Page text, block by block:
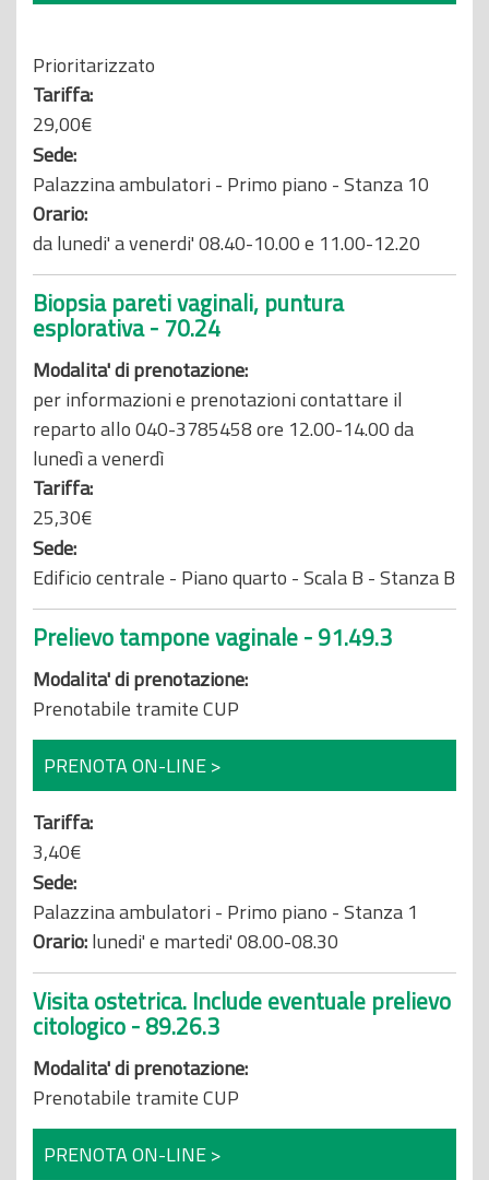
Prioritarizzato
Tariffa:
29,00€
Sede:
Palazzina ambulatori - Primo piano - Stanza 10
Orario:
da lunedi' a venerdi' 08.40-10.00 e 11.00-12.20
Biopsia pareti vaginali, puntura
esplorativa - 70.24
Modalita' di prenotazione:
per informazioni e prenotazioni contattare il
reparto allo 040-3785458 ore 12.00-14.00 da
lunedì a venerdì
Tariffa:
25,30€
Sede:
Edificio centrale - Piano quarto - Scala B - Stanza B
Prelievo tampone vaginale - 91.49.3
Modalita' di prenotazione:
Prenotabile tramite CUP
PRENOTA ON-LINE >
Tariffa:
3,40€
Sede:
Palazzina ambulatori - Primo piano - Stanza 1
Orario:lunedi' e martedi' 08.00-08.30
Visita ostetrica. Include eventuale prelievo
citologico - 89.26.3
Modalita' di prenotazione:
Prenotabile tramite CUP
PRENOTA ON-LINE >